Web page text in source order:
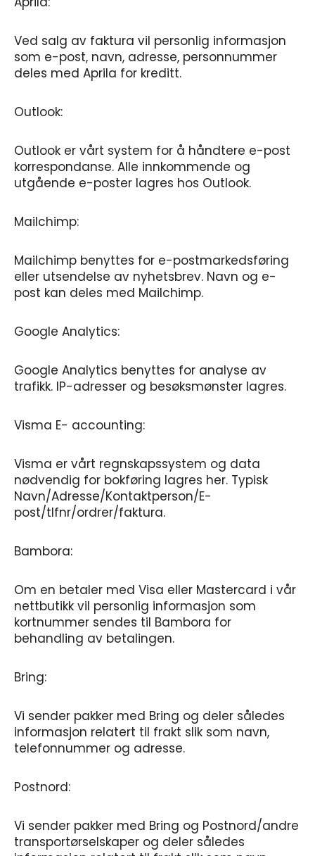
Ved salg av faktura vil personlig informasjon
som e-post, navn, adresse, personnummer
deles med Aprila for kreditt.
Outlook:
Outlook er vårt system for å håndtere e-post
korrespondanse. Alle innkommende og
utgående e-poster lagres hos Outlook.
Mailchimp:
Mailchimp benyttes for e-postmarkedsføring
eller utsendelse av nyhetsbrev. Navn og e-
post kan deles med Mailchimp.
Google Analytics:
Google Analytics benyttes for analyse av
trafikk. IP-adresser og besøksmønster lagres.
Visma E- accounting:
Visma er vårt regnskapssystem og data
nødvendig for bokføring lagres her. Typisk
Navn/Adresse/Kontaktperson/E-
post/tlfnr/ordrer/faktura.
Bambora:
Om en betaler med Visa eller Mastercard i vår
nettbutikk vil personlig informasjon som
kortnummer sendes til Bambora for
behandling av betalingen.
Bring:
Vi sender pakker med Bring og deler således
informasjon relatert til frakt slik som navn,
telefonnummer og adresse.
Postnord:
Vi sender pakker med Bring og Postnord/andre
transportørselskaper og deler således